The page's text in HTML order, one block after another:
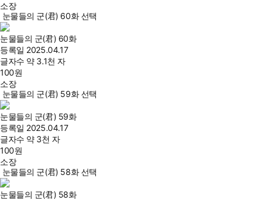
소장
눈물들의 군(君) 60화 선택
눈물들의 군(君) 60화
등록일 2025.04.17
글자수 약 3.1천 자
100원
소장
눈물들의 군(君) 59화 선택
눈물들의 군(君) 59화
등록일 2025.04.17
글자수 약 3천 자
100원
소장
눈물들의 군(君) 58화 선택
눈물들의 군(君) 58화